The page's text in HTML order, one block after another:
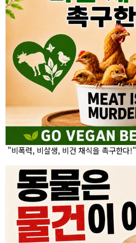
"비폭력, 비살생, 비건 채식을 촉구한다!"